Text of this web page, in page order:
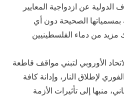
الدولية عن ازدواجية المعايير
بمسمياتها الصحيحة دون أي
من دماء الفلسطينيين
الأوروبي لتبني مواقف قاطعة
لإطلاق النار، وإدانة كافة
منبها إلى تأثيرات الأزمة